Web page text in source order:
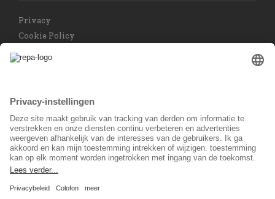
Privacy
Cookie Policy
Nederlands
Sociaal Netwerk